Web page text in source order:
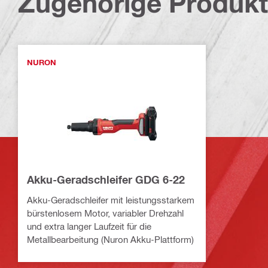
NURON
Akku-Geradschleifer GDG 6-22
Akku-Geradschleifer mit leistungsstarkem
bürstenlosem Motor, variabler Drehzahl
und extra langer Laufzeit für die
Metallbearbeitung (Nuron Akku-Plattform)